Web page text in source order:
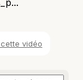
vidéo